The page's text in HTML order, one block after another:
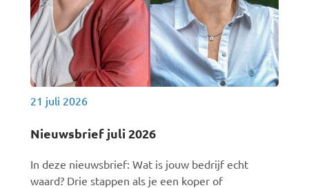
21 juli 2026
Nieuwsbrief juli 2026
In deze nieuwsbrief: Wat is jouw bedrijf echt
waard? Drie stappen als je een koper of